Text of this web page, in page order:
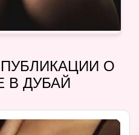
О
В ДУБАЙ